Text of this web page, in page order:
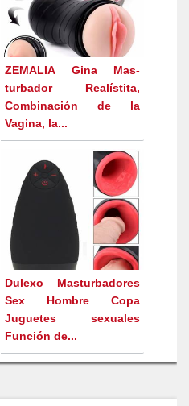
ZEMALIA Gina Mas-
turbador Realístita,
Combinación de la
Vagina, la...
Dulexo Masturbadores
Sex Hombre Copa
Juguetes sexuales
Función de...